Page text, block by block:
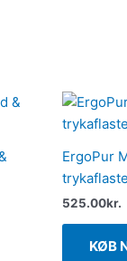
ErgoPur
525.00kr.
KØB